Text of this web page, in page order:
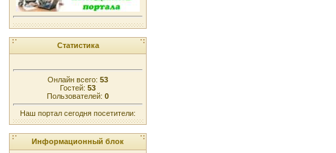
Статистика
Онлайн всего: 53
Гостей: 53
Пользователей: 0
Наш портал сегодня посетители:
Информационный блок